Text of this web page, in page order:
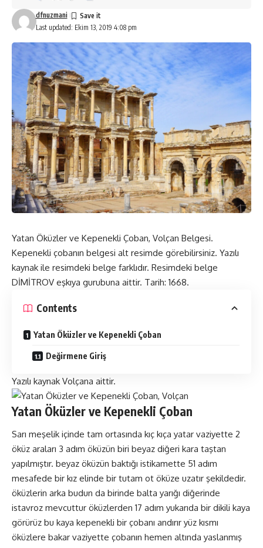
Last updated: Ekim 13, 2019 4:08 pm
dfnuzmani
Yatan Öküzler ve Kepenekli Çoban, Volçan Belgesi.
Kepenekli çobanın belgesi alt resimde görebilirsiniz. Yazılı
kaynak ile resimdeki belge farklıdır. Resimdeki belge
DİMİTROV eşkıya gurubuna aittir. Tarih: 1668.
Contents
Yatan Öküzler ve Kepenekli Çoban
Değirmene Giriş
Yazılı kaynak Volçana aittir.
Yatan Öküzler ve Kepenekli Çoban
Sarı meşelik içinde tam ortasında kıç kıça yatar vaziyette 2
öküz araları 3 adım öküzün biri beyaz diğeri kara taştan
yapılmıştır. beyaz öküzün baktığı istikamette 51 adım
mesafede bir kız elinde bir tutam ot öküze uzatır şekildedir.
öküzlerin arka budun da birinde balta yarığı diğerinde
istavroz mevcuttur öküzlerden 17 adım yukarıda bir dikili kaya
görürüz bu kaya kepenekli bir çobanı andırır yüz kısmı
öküzlere bakar vaziyette çobanın hemen altında yaslanmış